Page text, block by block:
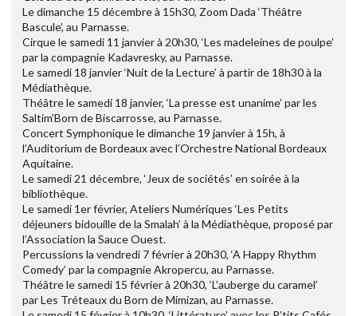
Le dimanche 15 décembre à 15h30, Zoom Dada ‘Théâtre
Bascule’, au Parnasse.
Cirque le samedi 11 janvier à 20h30, ‘Les madeleines de poulpe’
par la compagnie Kadavresky, au Parnasse.
Le samedi 18 janvier ‘Nuit de la Lecture’ à partir de 18h30 à la
Médiathèque.
Théâtre le samedi 18 janvier, ‘La presse est unanime’ par les
Saltim’Born de Biscarrosse, au Parnasse.
Concert Symphonique le dimanche 19 janvier à 15h, à
l’Auditorium de Bordeaux avec l’Orchestre National Bordeaux
Aquitaine.
Le samedi 21 décembre, ‘Jeux de sociétés’ en soirée à la
bibliothèque.
Le samedi 1er février, Ateliers Numériques ‘Les Petits
déjeuners bidouille de la Smalah’ à la Médiathèque, proposé par
l’Association la Sauce Ouest.
Percussions la vendredi 7 février à 20h30, ‘A Happy Rhythm
Comedy’ par la compagnie Akropercu, au Parnasse.
Théâtre le samedi 15 février à 20h30, ‘L’auberge du caramel’
par Les Tréteaux du Born de Mimizan, au Parnasse.